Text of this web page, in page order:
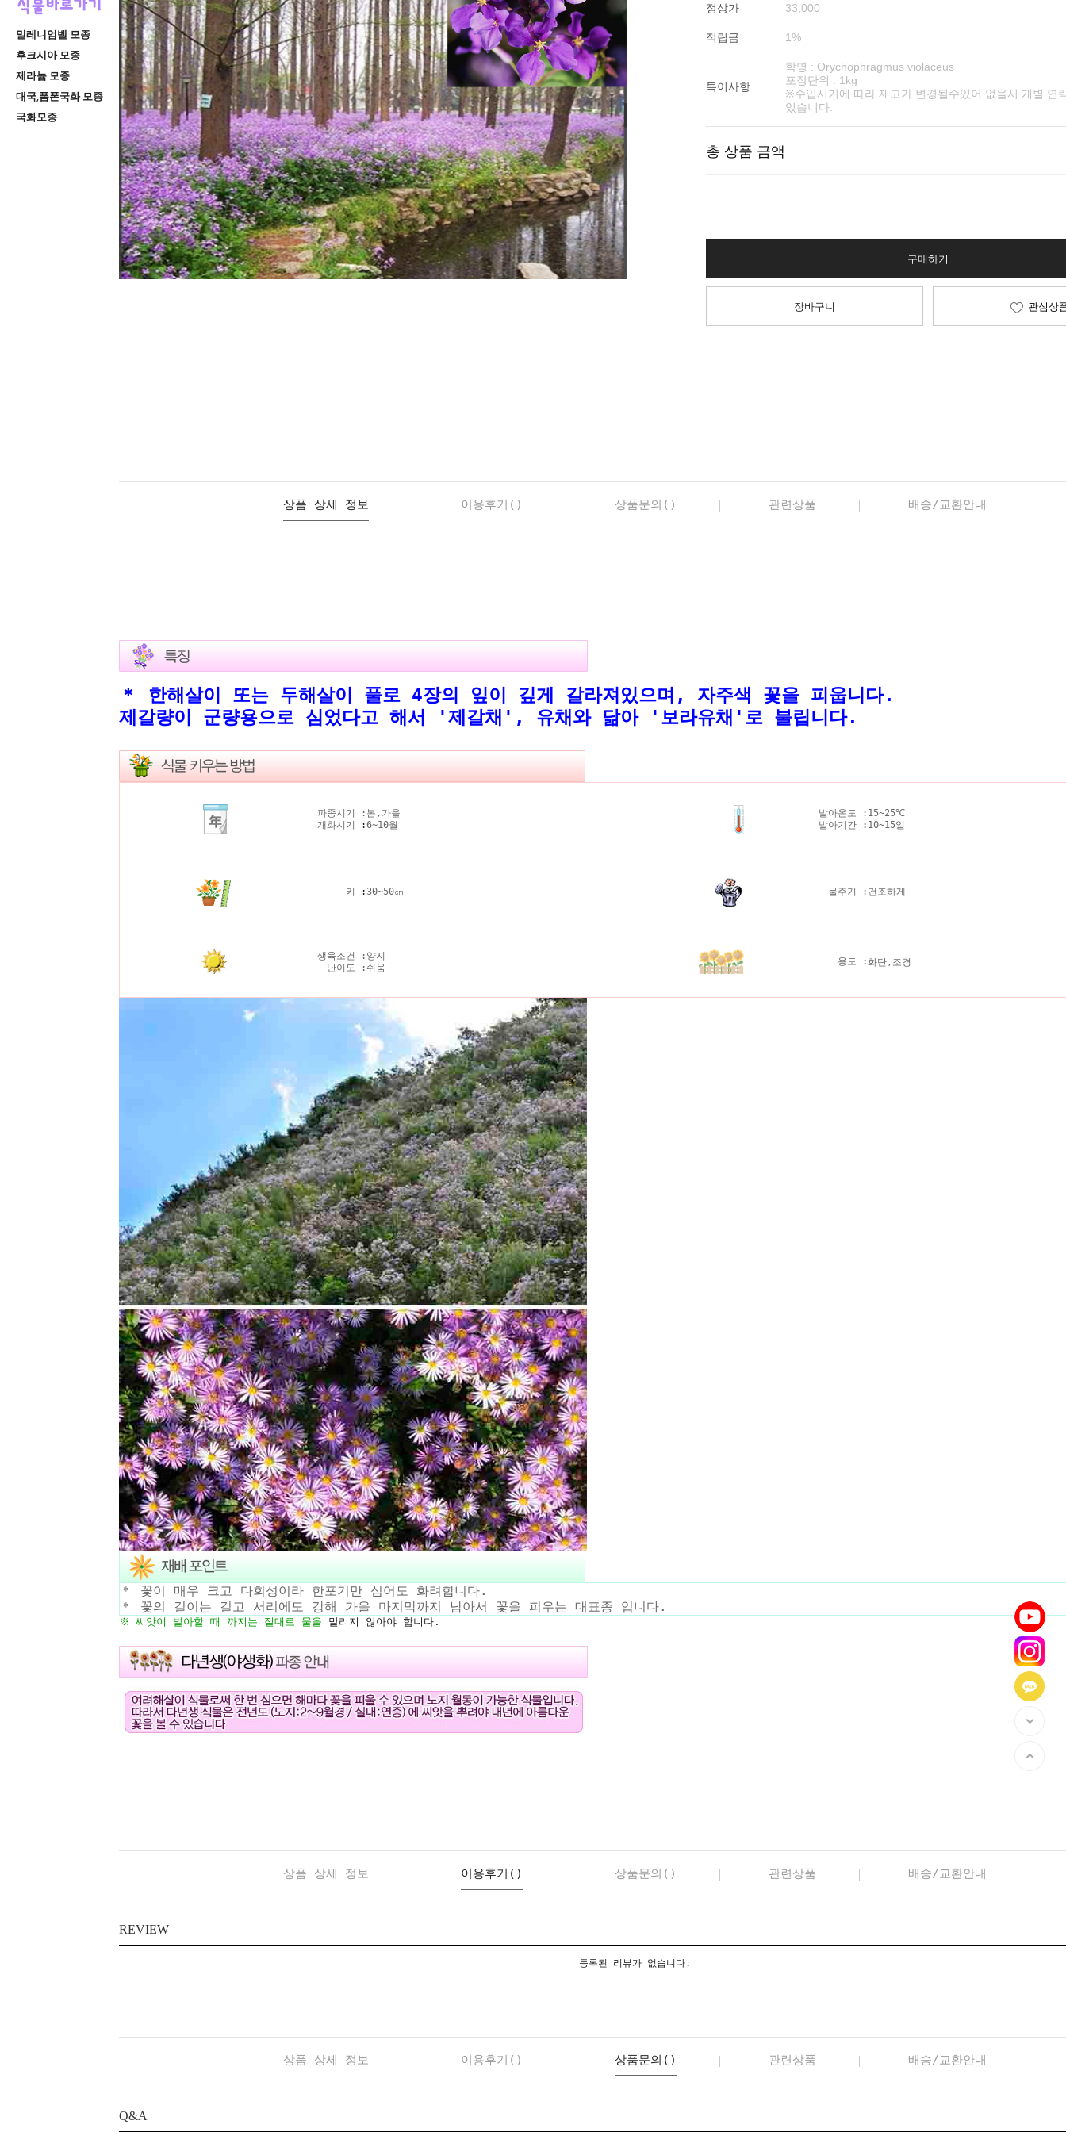
밀레니엄벨 모종
후크시아 모종
제라늄 모종
대국,폼폰국화 모종
국화모종
정상가 33,000
적립금 1%
특이사항
학명 : Orychophragmus violaceus
포장단위 : 1kg
※수입시기에 따라 재고가 변경될수있어 없을시 개별 연
있습니다.
총 상품 금액
구매하기
장바구니 관심상
상품 상세 정보 이용후기() 상품문의() 관련상품 배송/교환안내
＊ 한해살이 또는 두해살이 풀로 4장의 잎이 깊게 갈라져있으며, 자주색 꽃을 피웁니다.
제갈량이 군량용으로 심었다고 해서 '제갈채', 유채와 닮아 '보라유채'로 불립니다.
파종시기 :
개화시기
:
봄,가을
6~10월
발아온도 :
발아기간
:
15~25℃
10~15일
키 :30~50㎝ 물주기 : 건조하게
생육조건 :
난이도 :
양지
쉬움
용도 :화단,조경
＊ 꽃이 매우 크고 다회성이라 한포기만 심어도 화려합니다.
＊ 꽃의 길이는 길고 서리에도 강해 가을 마지막까지 남아서 꽃을 피우는 대표종 입니다.
※ 씨앗이 발아할 때 까지는 절대로 물을 말리지 않아야 합니다.
상품 상세 정보 이용후기() 상품문의() 관련상품 배송/교환안내
REVIEW
등록된 리뷰가 없습니다.
상품 상세 정보 이용후기() 상품문의() 관련상품 배송/교환안내
Q&A